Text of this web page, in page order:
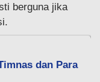
berguna jika
dan Para